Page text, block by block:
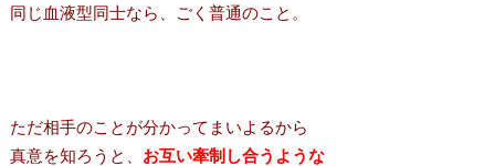
同じ血液型同士なら、ごく普通のこと。
ただ相手のことが分かってまいよるから
真意を知ろうと、 お互い牽制し合うような